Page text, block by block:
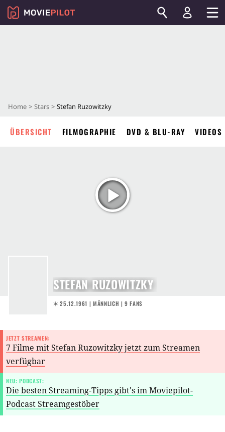
Home Stars Stefan Ruzowitzky
ÜBERSICHT FILMOGRAPHIE DVD & BLU-RAY VIDEOS
STEFAN RUZOWITZKY
✶ 25.12.1961 | MÄNNLICH | 9 FANS
JETZT STREAMEN:
7 Filme mit Stefan Ruzowitzky jetzt zum Streamen
verfügbar
NEU: PODCAST:
Die besten Streaming-Tipps gibt's im Moviepilot-
Podcast Streamgestöber